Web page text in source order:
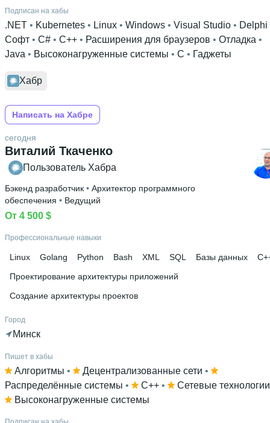
Подписан на хабы
.NET • Kubernetes • Linux • Windows • Visual Studio • Delphi
Софт • C# • C++ • Расширения для браузеров • Отладка
Java • Высоконагруженные системы • C • Гаджеты
Хабр
Написать на Хабре
Виталий Ткаченко
сегодня
Пользователь Хабра
Бэкенд разработчик • Архитектор программного
обеспечения • Ведущий
От 4 500 $
Профессиональные навыки
Linux Golang Python Bash XML SQL Базы данных
Проектирование архитектуры приложений
Создание архитектуры проектов
Город
Минск
Пишет в хабы
Алгоритмы • Децентрализованные сети •
Распределённые системы • C++ •
Сетевые технологии
Высоконагруженные системы